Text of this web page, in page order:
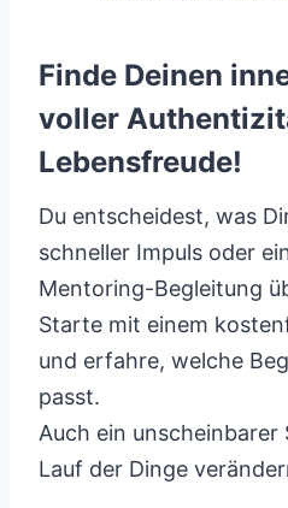
Finde Deinen
voller
Lebensfreude!
Du entscheidest, was
schneller Impuls oder
Mentoring-Begleitung
Starte mit einem
und erfahre, welche
passt.
Auch ein
Lauf der Dinge